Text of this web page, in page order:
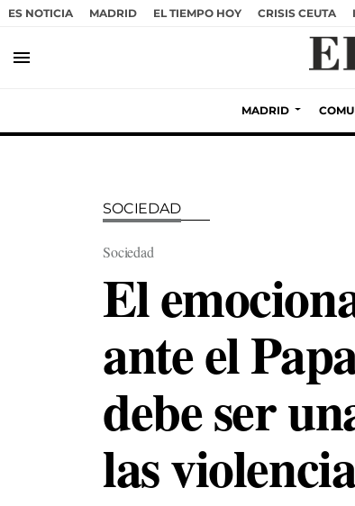
ES NOTICIA MADRID EL TIEMPO HOY CRISIS CEUTA
menu
MADRID
SOCIEDAD
Sociedad
El
ante el
debe ser
las